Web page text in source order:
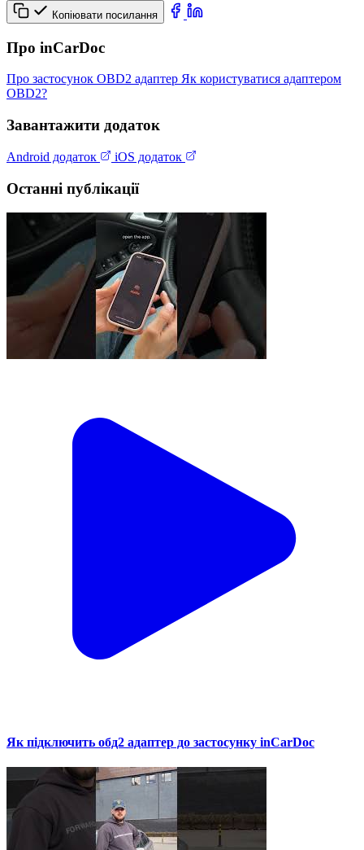
Копіювати посилання
Про inCarDoc
Про застосунок OBD2 адаптер Як користуватися адаптером
OBD2?
Завантажити додаток
Android додаток iOS додаток
Останні публікації
Як підключить обд2 адаптер до застосунку inCarDoc